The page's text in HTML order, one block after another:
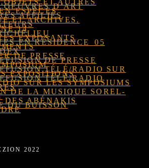
ET AUTRES
D’ART
ESPÈCES
AFFILIÉS
ET ARCHIVES.
14
EXPOSANTS
EN RÉSIDENCE_05
DE PRESSE
DE PRESSE
TÉLÉ/RADIO SUR
EXPOSITIONS
TÉLÉ/RADIO
SUR LES SYMPOSIUMS
DE LA MUSIQUE SOREL-
DES ABÉNAKIS
DU BUISSON
2022